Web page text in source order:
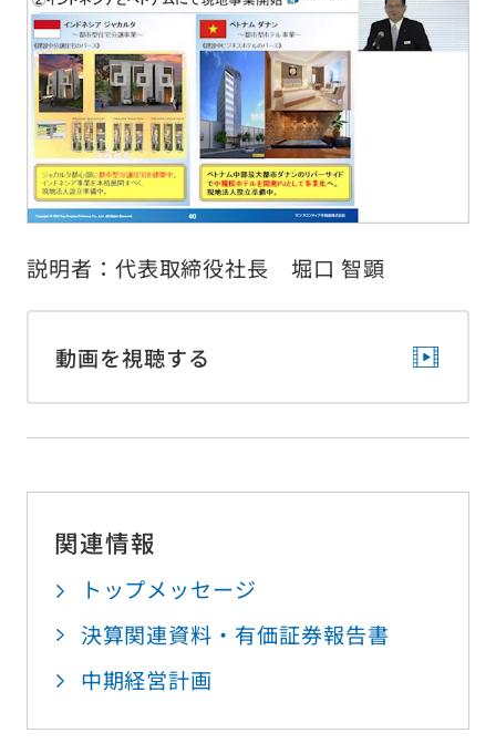
説明者：代表取締役社長 堀口 智顕
動画を視聴する
関連情報
トップメッセージ
決算関連資料・有価証券報告書
中期経営計画